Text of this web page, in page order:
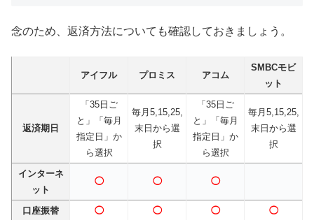
念のため、返済方法についても確認しておきましょう。
アイフル プロミス アコム
SMBCモビ
ット
返済期日
「35日ご
と」「毎月
指定日」か
ら選択
毎月5,15,25,
末日から選
択
「35日ご
と」「毎月
指定日」か
ら選択
毎月5,15,25,
末日から選
択
インターネ
ット
◯ ◯ ◯
口座振替 ◯ ◯ ◯
◯